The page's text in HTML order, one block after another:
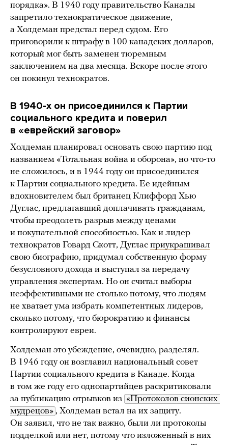
порядка». В 1940 году правительство Канады
запретило технократическое движение,
а Холдеман предстал перед судом. Его
приговорили к штрафу в 100 канадских долларов,
который мог быть заменен тюремным
заключением на два месяца. Вскоре после этого
он покинул технократов.
В 1940-х он присоединился к Партии
социального кредита и поверил
в «еврейский заговор»
Холдеман планировал основать свою партию под
названием «Тотальная война и оборона», но что-то
не сложилось, и в 1944 году он присоединился
к Партии социального кредита. Ее идейным
вдохновителем был британец Клиффорд Хью
Дуглас, предлагавший доплачивать гражданам,
чтобы преодолеть разрыв между ценами
и покупательной способностью. Как и лидер
технократов Говард Скотт, Дуглас приукрашивал
свою биографию, придумал собственную форму
безусловного дохода и выступал за передачу
управления экспертам. Но он считал выборы
неэффективными не столько потому, что людям
не хватает ума избрать компетентных лидеров,
сколько потому, что бюрократию и финансы
контролируют евреи.
Холдеман это убеждение, очевидно, разделял.
В 1946 году он возглавил национальный совет
Партии социального кредита в Канаде. Когда
в том же году его однопартийцев раскритиковали
за публикацию отрывков из «Протоколов сионских
мудрецов» , Холдеман встал на их защиту.
Он заявил, что не так важно, были ли протоколы
подделкой или нет, потому что изложенный в них